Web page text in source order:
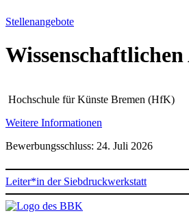
Stellenangebote
Hochschule für Künste Bremen (HfK)
Weitere Informationen
Bewerbungsschluss: 24. Juli 2026
Leiter*in der Siebdruckwerkstatt